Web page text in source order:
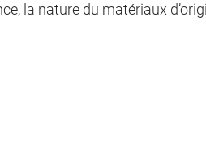
la nature du matériaux